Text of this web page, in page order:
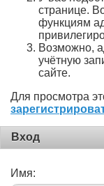
странице.
функциям
Возможно,
учётную
сайте.
Для просмотра
Вход
Имя: